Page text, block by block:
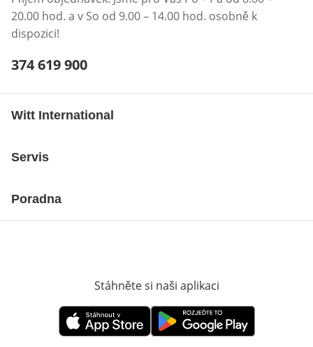
20.00 hod. a v So od 9.00 – 14.00 hod. osobně k
dispozici!
Telefonní číslo:
374 619 900
Witt International
Servis
Poradna
Stáhněte si naši aplikaci
Otevře v novém okněOtevře v novém okně